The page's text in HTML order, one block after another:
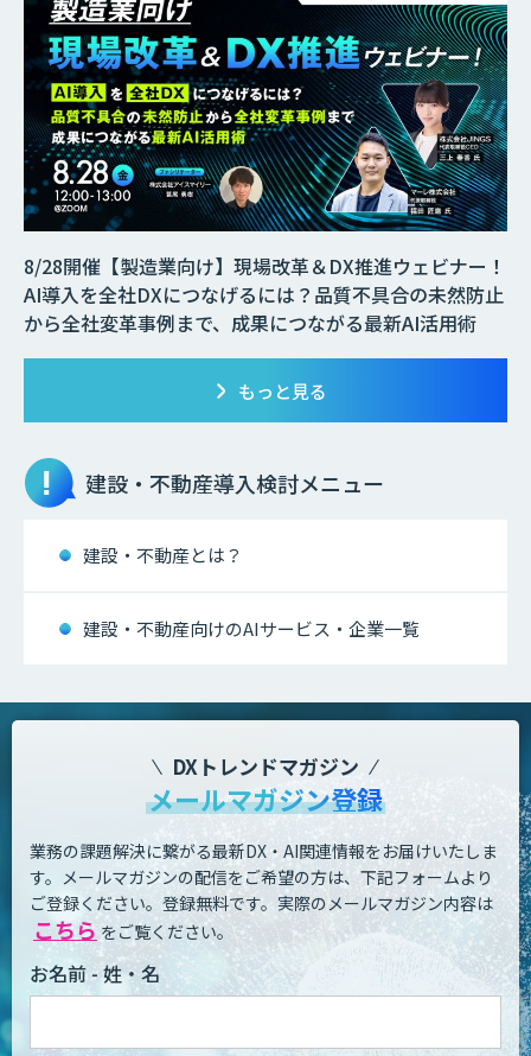
8/28開催【製造業向け】現場改革＆DX推進ウェビナー！
AI導入を全社DXにつなげるには？品質不具合の未然防止
から全社変革事例まで、成果につながる最新AI活用術
もっと見る
建設・不動産導入検討メニュー
建設・不動産とは？
建設・不動産向けのAIサービス・企業一覧
DXトレンドマガジン
メールマガジン登録
業務の課題解決に繋がる最新DX・AI関連情報をお届けいたしま
す。 メールマガジンの配信をご希望の方は、下記フォームより
ご登録ください。登録無料です。 実際のメールマガジン内容は
こちら をご覧ください。
お名前 - 姓・名